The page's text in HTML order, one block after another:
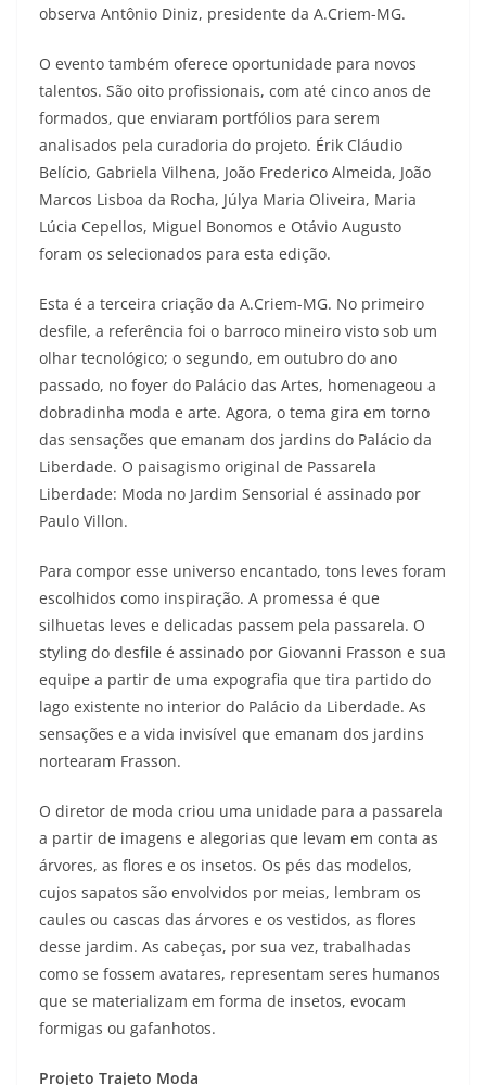
observa Antônio Diniz, presidente da A.Criem-MG.
O evento também oferece oportunidade para novos
talentos. São oito profissionais, com até cinco anos de
formados, que enviaram portfólios para serem
analisados pela curadoria do projeto. Érik Cláudio
Belício, Gabriela Vilhena, João Frederico Almeida, João
Marcos Lisboa da Rocha, Júlya Maria Oliveira, Maria
Lúcia Cepellos, Miguel Bonomos e Otávio Augusto
foram os selecionados para esta edição.
Esta é a terceira criação da A.Criem-MG. No primeiro
desfile, a referência foi o barroco mineiro visto sob um
olhar tecnológico; o segundo, em outubro do ano
passado, no foyer do Palácio das Artes, homenageou a
dobradinha moda e arte. Agora, o tema gira em torno
das sensações que emanam dos jardins do Palácio da
Liberdade. O paisagismo original de Passarela
Liberdade: Moda no Jardim Sensorial é assinado por
Paulo Villon.
Para compor esse universo encantado, tons leves foram
escolhidos como inspiração. A promessa é que
silhuetas leves e delicadas passem pela passarela. O
styling do desfile é assinado por Giovanni Frasson e sua
equipe a partir de uma expografia que tira partido do
lago existente no interior do Palácio da Liberdade. As
sensações e a vida invisível que emanam dos jardins
nortearam Frasson.
O diretor de moda criou uma unidade para a passarela
a partir de imagens e alegorias que levam em conta as
árvores, as flores e os insetos. Os pés das modelos,
cujos sapatos são envolvidos por meias, lembram os
caules ou cascas das árvores e os vestidos, as flores
desse jardim. As cabeças, por sua vez, trabalhadas
como se fossem avatares, representam seres humanos
que se materializam em forma de insetos, evocam
formigas ou gafanhotos.
Projeto Trajeto Moda